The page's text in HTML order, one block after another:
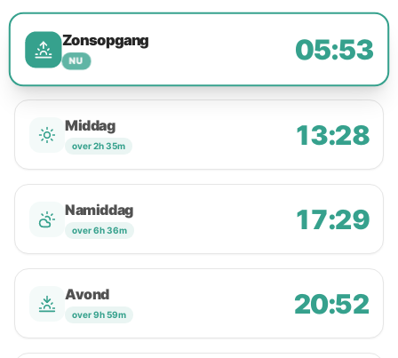
Zonsopgang
NU 05:53
Middag
over 2h 35m 13:28
Namiddag
over 6h 36m 17:29
Avond
over 9h 59m 20:52